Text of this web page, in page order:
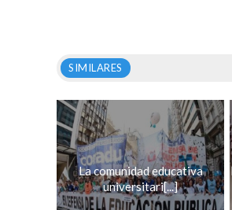
SIMILARES
La comunidad educativa
universitari[...]